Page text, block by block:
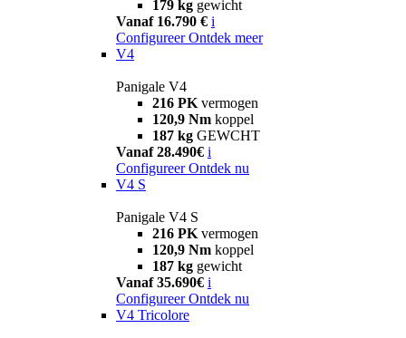
179 kg gewicht
Vanaf 16.790 € i
Configureer Ontdek meer
V4
Panigale V4
216 PK vermogen
120,9 Nm koppel
187 kg GEWCHT
Vanaf 28.490€ i
Configureer Ontdek nu
V4 S
Panigale V4 S
216 PK vermogen
120,9 Nm koppel
187 kg gewicht
Vanaf 35.690€ i
Configureer Ontdek nu
V4 Tricolore